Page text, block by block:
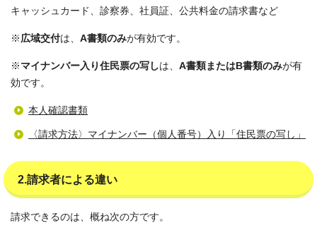
キャッシュカード、診察券、社員証、公共料金の請求書など
※ 広域交付は、 A書類のみが有効です。
※ マイナンバー入り住民票の写しは、 A書類またはB書類のみが有
効です。
本人確認書類
〈請求方法〉マイナンバー（個人番号）入り「住民票の写し」
2.請求者による違い
請求できるのは、概ね次の方です。